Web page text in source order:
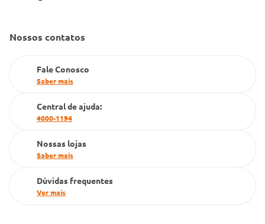
Dúvidas Frequentes
Cartão Grupo Conde
Televendas
Nossos contatos
Fale Conosco
Saber mais
Central de ajuda:
4000-1194
Nossas lojas
Saber mais
Dúvidas frequentes
Ver mais